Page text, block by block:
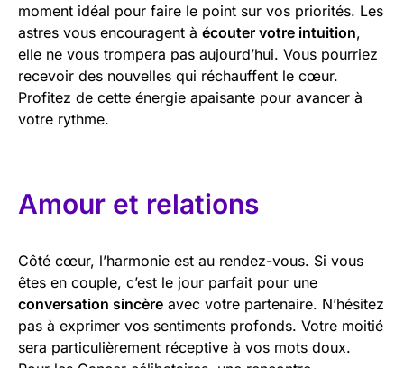
moment idéal pour faire le point sur vos priorités. Les
astres vous encouragent à écouter votre intuition,
elle ne vous trompera pas aujourd’hui. Vous pourriez
recevoir des nouvelles qui réchauffent le cœur.
Profitez de cette énergie apaisante pour avancer à
votre rythme.
Amour et relations
Côté cœur, l’harmonie est au rendez-vous. Si vous
êtes en couple, c’est le jour parfait pour une
conversation sincère avec votre partenaire. N’hésitez
pas à exprimer vos sentiments profonds. Votre moitié
sera particulièrement réceptive à vos mots doux.